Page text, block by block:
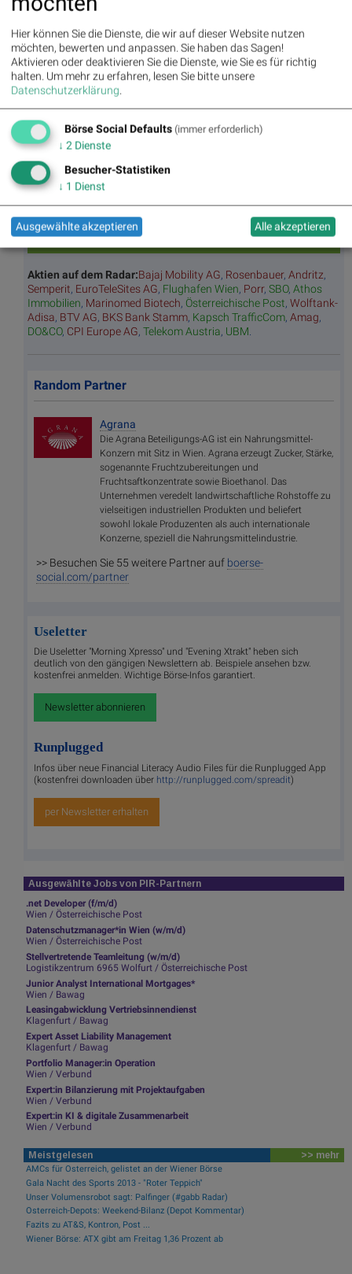
BSNgine
Top/
Star/
Rutsc
Stunde
Matri
x
Movi
ng
Averages
Tage
ssieg
Tage
Umsa
tz
Hitpa
rting
Days
Aktien auf dem Radar:Bajaj Mobility AG, Rosenbauer, Andritz,
Semperit, EuroTeleSites AG, Flughafen Wien, Porr, SBO, Athos
Immobilien, Marinomed Biotech, Österreichische Post, Wolftank-
Adisa, BTV AG, BKS Bank Stamm, Kapsch TrafficCom, Amag,
DO&CO, CPI Europe AG, Telekom Austria, UBM
Random Partner
Agrana
Die Agrana Beteiligungs-AG ist ein Nahrungsmittel-
Konzern mit Sitz in Wien. Agrana erzeugt Zucker, Stärke,
sogenannte Fruchtzubereitungen und
Fruchtsaftkonzentrate sowie Bioethanol. Das
Unternehmen veredelt landwirtschaftliche Rohstoffe zu
vielseitigen industriellen Produkten und beliefert
sowohl lokale Produzenten als auch internationale
Konzerne, speziell die Nahrungsmittelindustrie.
>> Besuchen Sie 55 weitere Partner auf boerse-
social.com/partner
Useletter
Die Useletter "Morning Xpresso" und "Evening Xtrakt" heben sich
deutlich von den gängigen Newslettern ab. Beispiele ansehen bzw.
kostenfrei anmelden. Wichtige Börse-Infos garantiert.
Newsletter abonnieren
Runplugged
Infos über neue Financial Literacy Audio Files für die Runplugged App
(kostenfrei downloaden über http://runplugged.com/spreadit)
per Newsletter erhalten
Ausgewählte Jobs von PIR-Partnern
.net Developer (f/m/d)
Wien / Österreichische Post
Datenschutzmanager*in Wien (w/m/d)
Wien / Österreichische Post
Stellvertretende Teamleitung (w/m/d)
Logistikzentrum 6965 Wolfurt / Österreichische Post
Junior Analyst International Mortgages*
Wien / Bawag
Leasingabwicklung Vertriebsinnendienst
Klagenfurt / Bawag
Expert Asset Liability Management
Klagenfurt / Bawag
Portfolio Manager:in Operation
Wien / Verbund
Expert:in Bilanzierung mit Projektaufgaben
Wien / Verbund
Expert:in KI & digitale Zusammenarbeit
Wien / Verbund
Meistgelesen >> mehr
AMCs für Österreich, gelistet an der Wiener Börse
Gala Nacht des Sports 2013 - "Roter Teppich"
Unser Volumensrobot sagt: Palfinger (#gabb Radar)
Österreich-Depots: Weekend-Bilanz (Depot Kommentar)
Fazits zu AT&S, Kontron, Post ...
Wiener Börse: ATX gibt am Freitag 1,36 Prozent ab
Hier können Sie die Dienste, die wir auf dieser Website nutzen
möchten, bewerten und anpassen. Sie haben das Sagen!
Aktivieren oder deaktivieren Sie die Dienste, wie Sie es für richtig
halten. Um mehr zu erfahren, lesen Sie bitte unsere
Datenschutzerklärung.
Börse Social Defaults (immer erforderlich)
↓ 2 Dienste
Besucher-Statistiken
↓ 1 Dienst
Ausgewählte akzeptieren Alle akzeptieren